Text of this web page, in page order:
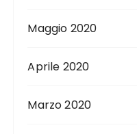
Maggio 2020
Aprile 2020
Marzo 2020